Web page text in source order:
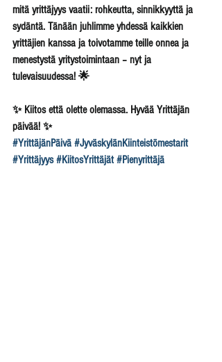
mitä yrittäjyys vaatii: rohkeutta, sinnikkyyttä ja
sydäntä. Tänään juhlimme yhdessä kaikkien
yrittäjien kanssa ja toivotamme teille onnea ja
menestystä yritystoimintaan – nyt ja
tulevaisuudessa! 🌟
✨ Kiitos että olette olemassa. Hyvää Yrittäjän
päivää! ✨
#YrittäjänPäivä #JyväskylänKiinteistömestarit
#Yrittäjyys #KiitosYrittäjät #Pienyrittäjä